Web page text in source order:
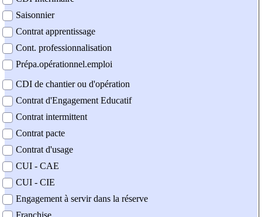
Saisonnier
Contrat apprentissage
Cont. professionnalisation
Prépa.opérationnel.emploi
CDI de chantier ou d'opération
Contrat d'Engagement Educatif
Contrat intermittent
Contrat pacte
Contrat d'usage
CUI - CAE
CUI - CIE
Engagement à servir dans la réserve